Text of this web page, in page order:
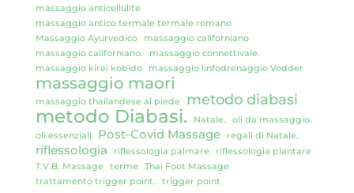
massaggio anticellulite
massaggio antico termale termale romano
Massaggio Ayurvedico
massaggio californiano
massaggio californiano.
massaggio connettivale.
massaggio kirei kobido
massaggio linfodrenaggio Vodder
massaggio maori
massaggio thailandese al piede metodo diabasi
metodo Diabasi. Natale.
oli da massaggio.
oli essenziali
Post-Covid Massage regali di Natale.
riflessologia riflessologia palmare
riflessologia plantare
T.V.B. Massage
terme
Thai Foot Massage
trattamento trigger point.
trigger point